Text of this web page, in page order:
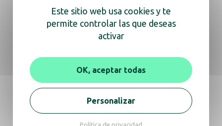
Contenedor móvil de acero con pedal 110L
Azul
Este sitio web usa cookies y te
permite controlar las que deseas
activar
OK, aceptar todas
Personalizar
Política de privacidad